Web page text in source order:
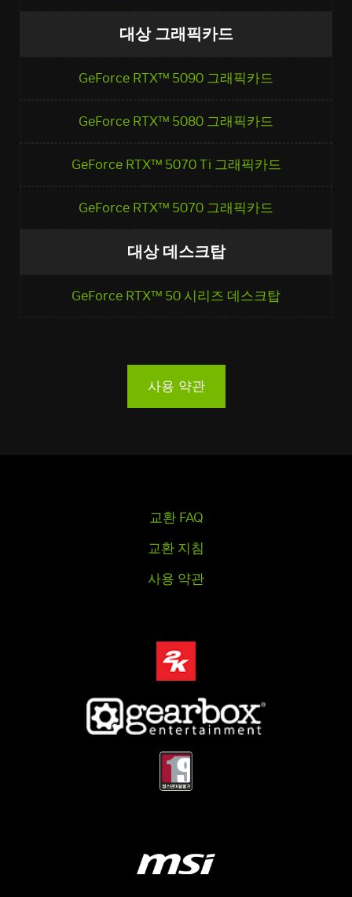
대상 그래픽카드
GeForce RTX™ 5090 그래픽카드
GeForce RTX™ 5080 그래픽카드
GeForce RTX™ 5070 Ti 그래픽카드
GeForce RTX™ 5070 그래픽카드
대상 데스크탑
GeForce RTX™ 50 시리즈 데스크탑
사용 약관
교환 FAQ
교환 지침
사용 약관